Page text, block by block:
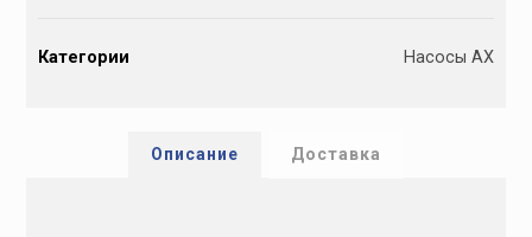
tКатегории Насосы АХ
Описание Доставка